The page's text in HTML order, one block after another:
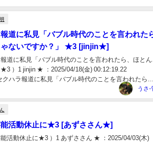
道に私見「バブル時代のことを言われた
ゃないですか？」 ★3 [jinjin★]
道に私見「バブル時代のことを言われたら、ほと
）1 jinjin ★ ：2025/04/18(金) 00:12:19.22
ハラ報道に私見「バブル時代のことを言われたら…
うさ-
活動休止に★3 [あずささん★]
能活動休止に★3 ）1 あずささん ★ ：2025/04/03(木)